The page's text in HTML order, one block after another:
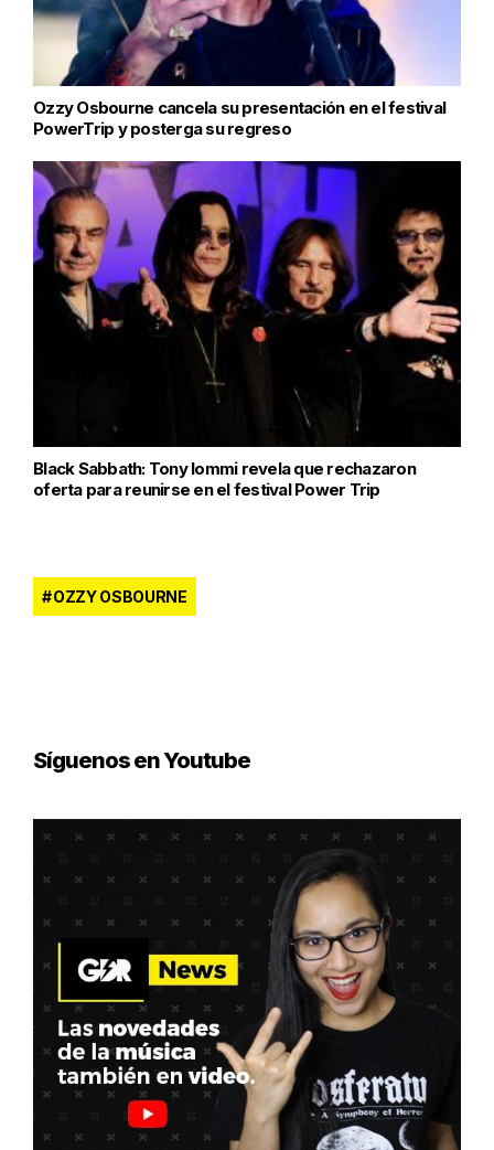
Ozzy Osbourne cancela su presentación en el festival
PowerTrip y posterga su regreso
Black Sabbath: Tony Iommi revela que rechazaron
oferta para reunirse en el festival Power Trip
OZZY OSBOURNE
Síguenos en Youtube